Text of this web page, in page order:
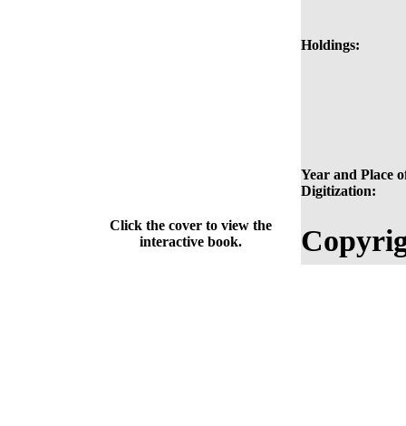
Holdings:
Year and Place
Digitization:
Click the cover to view the
interactive book.